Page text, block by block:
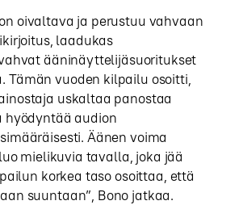
oivaltava ja perustuu vahvaan
laadukas
ääninäyttelijäsuoritukset
Tämän vuoden kilpailu osoitti,
uskaltaa panostaa
hyödyntää audion
Äänen voima
mielikuvia tavalla, joka jää
korkea taso osoittaa, että
suuntaan”, Bono jatkaa.